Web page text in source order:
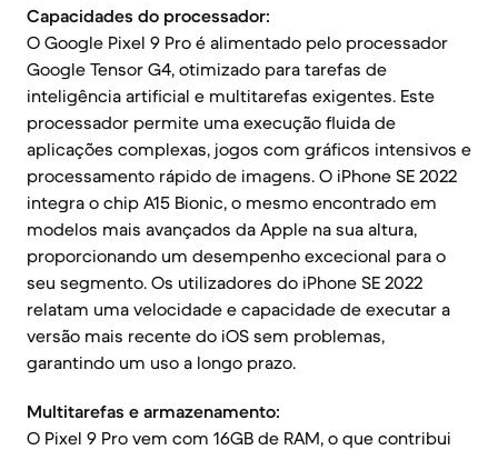
Capacidades do processador:
O Google Pixel 9 Pro é alimentado pelo processador
Google Tensor G4, otimizado para tarefas de
inteligência artificial e multitarefas exigentes. Este
processador permite uma execução fluida de
aplicações complexas, jogos com gráficos intensivos e
processamento rápido de imagens. O iPhone SE 2022
integra o chip A15 Bionic, o mesmo encontrado em
modelos mais avançados da Apple na sua altura,
proporcionando um desempenho excecional para o
seu segmento. Os utilizadores do iPhone SE 2022
relatam uma velocidade e capacidade de executar a
versão mais recente do iOS sem problemas,
garantindo um uso a longo prazo.
Multitarefas e armazenamento:
O Pixel 9 Pro vem com 16GB de RAM, o que contribui